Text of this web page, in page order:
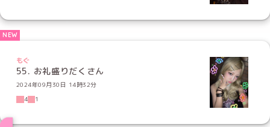
もぐ
55. お礼盛りだくさん
2024年09月30日 14時32分
4
1